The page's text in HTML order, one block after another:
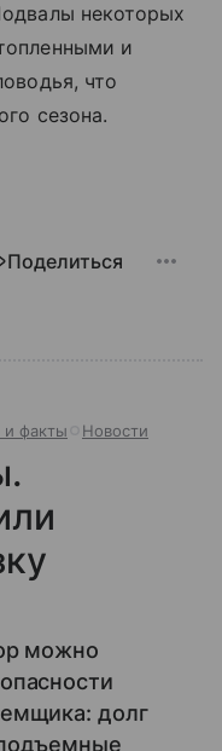
некоторых
и
что
сезона.
Поделиться
факты Новости
можно
долг